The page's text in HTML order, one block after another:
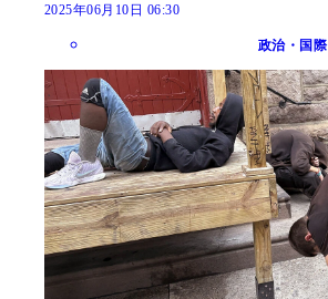
2025年06月10日 06:30
政治・国際